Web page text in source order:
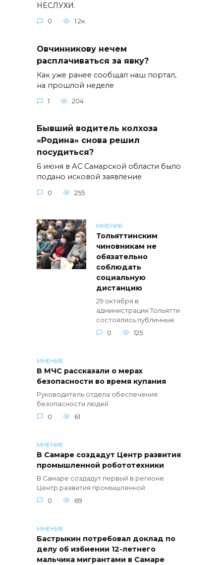
НЕСЛУХИ.
0 1.2к.
Овчинникову нечем
расплачиваться за явку?
Как уже ранее сообщал наш портал,
на прошлой неделе
1 204
Бывший водитель колхоза
«Родина» снова решил
посудиться?
6 июня в АС Самарской области было
подано исковой заявление
0 255
МНЕНИЕ
Тольяттинским
чиновникам не
обязательно
соблюдать
социальную
дистанцию
29 октября в
администрации Тольятти
состоялись публичные
0
125
МНЕНИЕ
В МЧС рассказали о мерах
безопасности во время купания
Руководитель отдела обеспечения
безопасности людей
0
61
МНЕНИЕ
В Самаре создадут Центр развития
промышленной робототехники
В Самаре создадут первый в регионе
Центр развития промышленной
0
69
МНЕНИЕ
Бастрыкин потребовал доклад по
делу об избиении 12-летнего
мальчика мигрантами в Самаре